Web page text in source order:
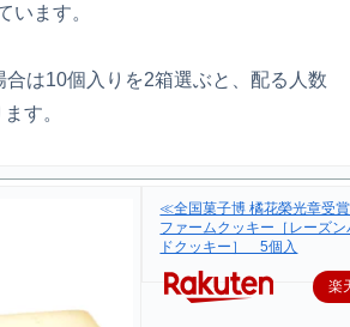
います。
は10個入りを2箱選ぶと、配る人数
す。
≪全国菓子博 橘花榮光章受
ファームクッキー［レーズ
ドクッキー］ 5個入
楽